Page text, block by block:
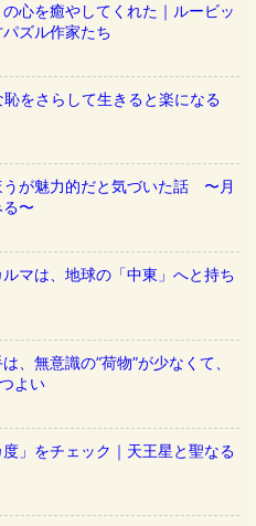
心を癒やしてくれた｜ルービッ
ズル作家たち
をさらして生きると楽になる
うが魅力的だと気づいた話 〜月
〜
マは、地球の「中東」へと持ち
、無意識の”荷物”が少なくて、
よい
」をチェック｜天王星と聖なる